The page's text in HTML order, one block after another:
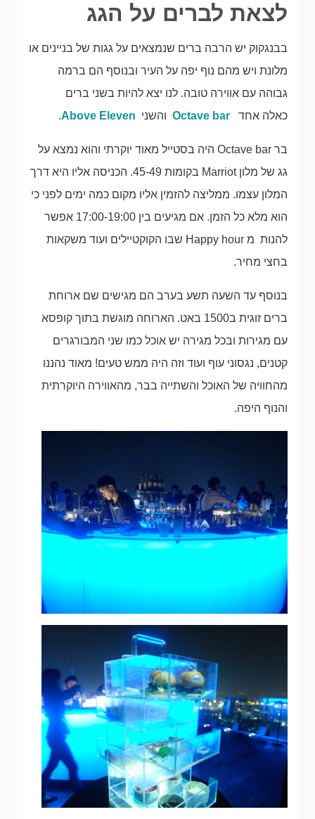
לצאת לברים על הגג
בבנגקוק יש הרבה ברים שנמצאים על גגות של בניינים או
מלונת ויש מהם נוף יפה על העיר ובנוסף הם ברמה
גבוהה עם אווירה טובה. לנו יצא להיות בשני ברים
כאלה אחד
והשני Above Eleven
.
בר Octave bar היה בסטייל מאוד יוקרתי והוא נמצא על
גג של מלון Marriot בקומות 45-49. הכניסה אליו היא דרך
המלון עצמו. ממליצה להזמין אליו מקום כמה ימים לפני כי
הוא מלא כל הזמן. אם מגיעים בין 17:00-19:00 אפשר
להנות מ Happy hour שבו הקוקטיילים ועוד משקאות
בחצי מחיר.
בנוסף עד השעה תשע בערב הם מגישים שם ארוחת
ברים זוגית ב1500 באט. הארוחה מוגשת בתוך קופסא
עם מגירות ובכל מגירה יש אוכל כמו שני המבורגרים
קטנים, נגסוני עוף ועוד וזה היה ממש טעים! מאוד נהננו
מהחוויה של האוכל והשתייה בבר, מהאווירה היוקרתית
והנוף היפה.